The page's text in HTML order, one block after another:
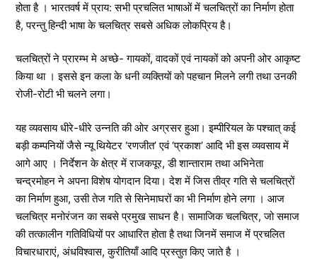
होता है । भारतवर्ष में प्राय: सभी प्रचलित भाषाओं में चलचित्रों का निर्माण होता
है, परन्तु हिन्दी भाषा के चलचित्र सबसे अधिक लोकप्रिय है।
चलचित्रों ने प्रारम्भ मे अच्छे- गायकों, वादकों एवं नायकों को अपनी ओर आकृष्ट
किया था । इससे इन कला के धनी व्यक्तियों को पहचान मिलने लगी तथा उनकी
रोजी-रोटी भी चलने लगा।
यह व्यवसाय धीरे-धीरे उन्नति की ओर अग्रसर हुआ। इम्पीरियल के पश्चात् कई
बड़ी कम्पनियों जैसे न्यू थियेटर ‘रणजीत’ एवं ‘प्रकाश’ आदि भी इस व्यवसाय में
आगे आए । निर्देशन के क्षेत्र में राजकपूर, डी शान्ताराम तथा अभिनेता
चन्द्रमोहन ने अपना विशेष योगदान दिया। देश में जिस तीव्र गति से चलचित्रों
का निर्माण हुआ, उसी तेज गति से सिनेमाघरों का भी निर्माण होने लगा । आज
चलचित्र मनोरंजन का सबसे प्रमुख साधन है। सामाजिक चलचित्र, जो समाज
की तत्कालीन गतिविधियों पर आधारित होता है तथा जिनमें समाज में प्रचलित
विचारधाराएं, अंधविश्वास, कुरीतियाँ आदि प्रस्तुत किए जाते है ।